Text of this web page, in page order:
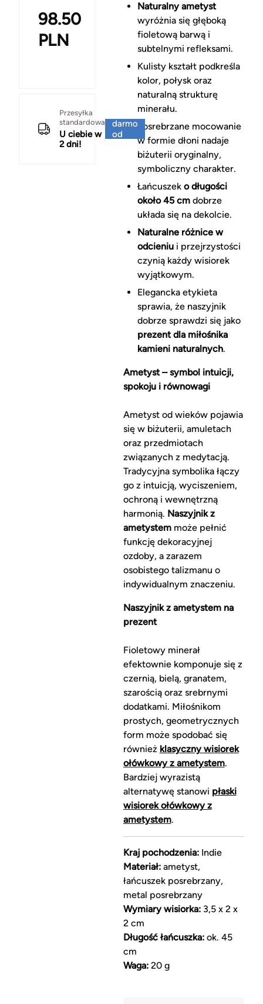
98.50
PLN
Przesyłka
standardowa
U ciebie w
2 dni!
darmo
od
Naturalny ametyst
wyróżnia się głęboką
fioletową barwą i
subtelnymi refleksami.
Kulisty kształt podkreśla
kolor, połysk oraz
naturalną strukturę
minerału.
Posrebrzane mocowanie
w formie dłoni nadaje
biżuterii oryginalny,
symboliczny charakter.
Łańcuszek o długości
około 45 cmdobrze
układa się na dekolcie.
Naturalne różnice w
odcieniui przejrzystości
czynią każdy wisiorek
wyjątkowym.
Elegancka etykieta
sprawia, że naszyjnik
dobrze sprawdzi się jako
prezent dla miłośnika
kamieni naturalnych.
Ametyst – symbol intuicji,
spokoju i równowagi
Ametyst od wieków pojawia
się w biżuterii, amuletach
oraz przedmiotach
związanych z medytacją.
Tradycyjna symbolika łączy
go z intuicją, wyciszeniem,
ochroną i wewnętrzną
harmonią. Naszyjnik z
ametystemmoże pełnić
funkcję dekoracyjnej
ozdoby, a zarazem
osobistego talizmanu o
indywidualnym znaczeniu.
Naszyjnik z ametystem na
prezent
Fioletowy minerał
efektownie komponuje się z
czernią, bielą, granatem,
szarością oraz srebrnymi
dodatkami. Miłośnikom
prostych, geometrycznych
form może spodobać się
również klasyczny wisiorek
ołówkowy z ametystem.
Bardziej wyrazistą
alternatywę stanowi płaski
wisiorek ołówkowy z
ametystem.
Kraj pochodzenia:Indie
Materiał:ametyst,
łańcuszek posrebrzany,
metal posrebrzany
Wymiary wisiorka:3,5 x 2 x
2 cm
Długość łańcuszka:ok. 45
cm
Waga:20 g